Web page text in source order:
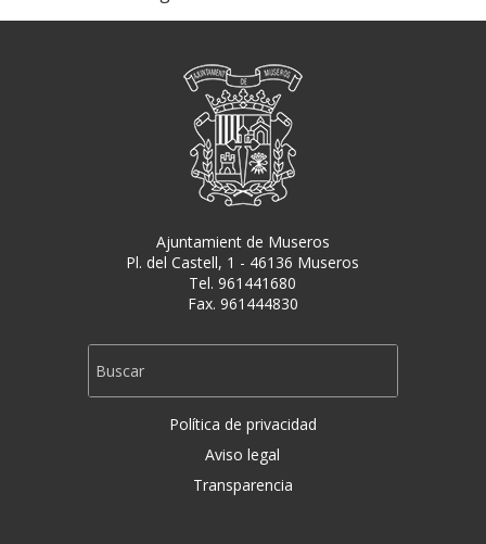
Ajuntamient de Museros
Pl. del Castell, 1 - 46136 Museros
Tel. 961441680
Fax. 961444830
Política de privacidad
Aviso legal
Transparencia